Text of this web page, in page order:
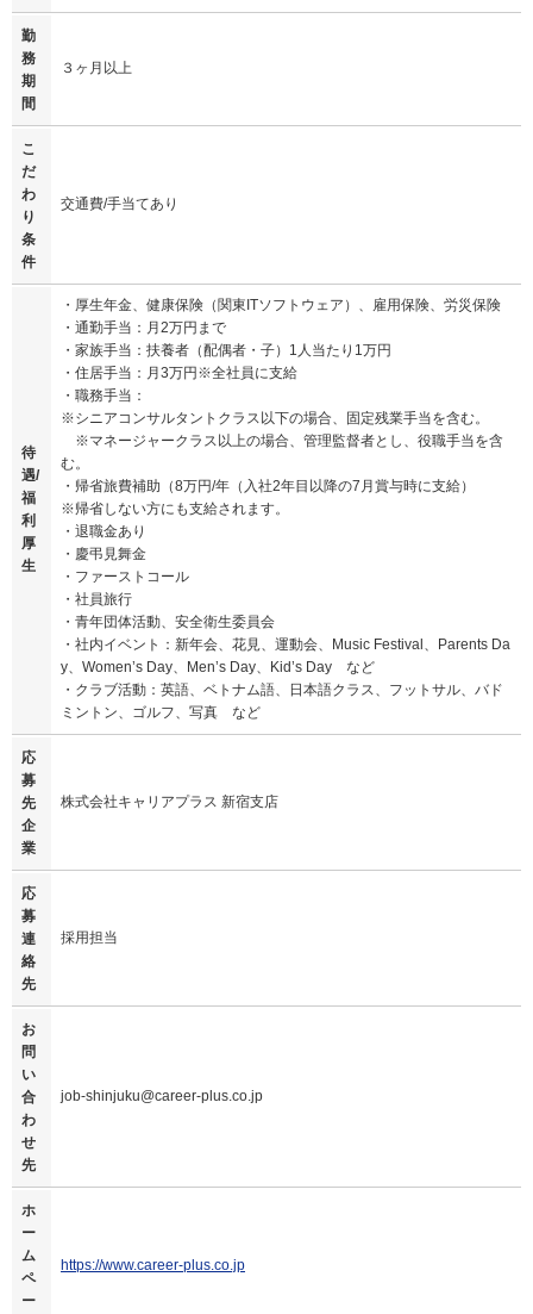
勤
務
期
間
３ヶ月以上
こ
だ
わ
り
条
件
交通費/手当てあり
待
遇/
福
利
厚
生
・厚生年金、健康保険（関東ITソフトウェア）、雇用保険、労災保険
・通勤手当：月2万円まで
・家族手当：扶養者（配偶者・子）1人当たり1万円
・住居手当：月3万円※全社員に支給
・職務手当：
※シニアコンサルタントクラス以下の場合、固定残業手当を含む。
※マネージャークラス以上の場合、管理監督者とし、役職手当を含
む。
・帰省旅費補助（8万円/年（入社2年目以降の7月賞与時に支給）
※帰省しない方にも支給されます。
・退職金あり
・慶弔見舞金
・ファーストコール
・社員旅行
・青年団体活動、安全衛生委員会
・社内イベント：新年会、花見、運動会、Music Festival、Parents Da
y、Women’s Day、Men’s Day、Kid’s Day など
・クラブ活動：英語、ベトナム語、日本語クラス、フットサル、バド
ミントン、ゴルフ、写真 など
応
募
先
企
業
株式会社キャリアプラス 新宿支店
応
募
連
絡
先
採用担当
お
問
い
合
わ
せ
先
job-shinjuku@career-plus.co.jp
ホ
ー
ム
ペ
ー
https://www.career-plus.co.jp